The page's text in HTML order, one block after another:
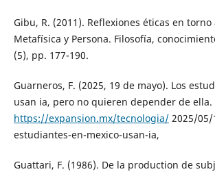
Gibu, R. (2011). Reflexiones éticas en
Metafísica y Persona. Filosofía,
(5), pp. 177-190.
Guarneros, F. (2025, 19 de mayo). Los
usan ia, pero no quieren depender de ella.
https://expansion.mx/tecnologia/2025/05/
estudiantes-en-mexico-usan-ia,
Guattari, F. (1986). De la production de